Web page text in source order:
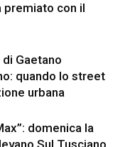
premiato con il
Gaetano
quando lo street
urbana
domenica la